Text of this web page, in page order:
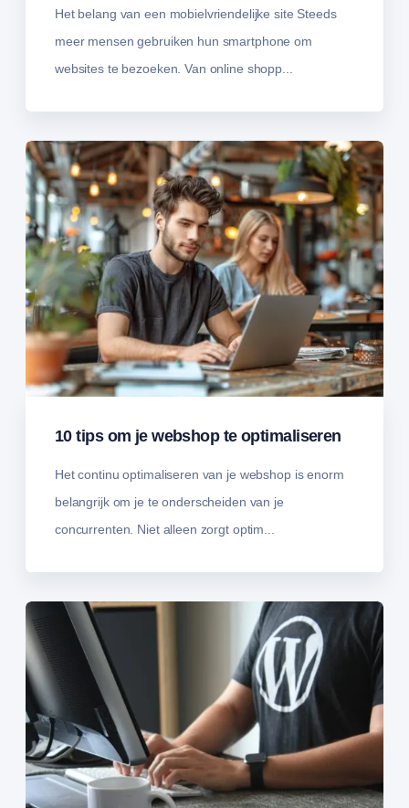
Het belang van een mobielvriendelijke site Steeds
meer mensen gebruiken hun smartphone om
websites te bezoeken. Van online shopp...
10 tips om je webshop te optimaliseren
Het continu optimaliseren van je webshop is enorm
belangrijk om je te onderscheiden van je
concurrenten. Niet alleen zorgt optim...